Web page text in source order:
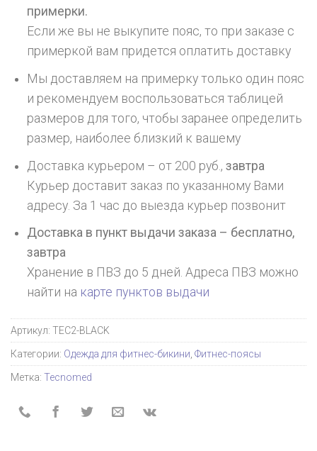
примерки.
Если же вы не выкупите пояс, то при заказе с
примеркой вам придется оплатить доставку
Мы доставляем на примерку только один пояс
и рекомендуем воспользоваться таблицей
размеров для того, чтобы заранее определить
размер, наиболее близкий к вашему
Доставка курьером – от 200 руб.,завтра
Курьер доставит заказ по указанному Вами
адресу. За 1 час до выезда курьер позвонит
Доставка в пункт выдачи заказа – бесплатно,
завтра
Хранение в ПВЗ до 5 дней. Адреса ПВЗ можно
найти на карте пунктов выдачи
Артикул: TEC2-BLACK
Категории: Одежда для фитнес-бикини, Фитнес-поясы
Метка: Tecnomed